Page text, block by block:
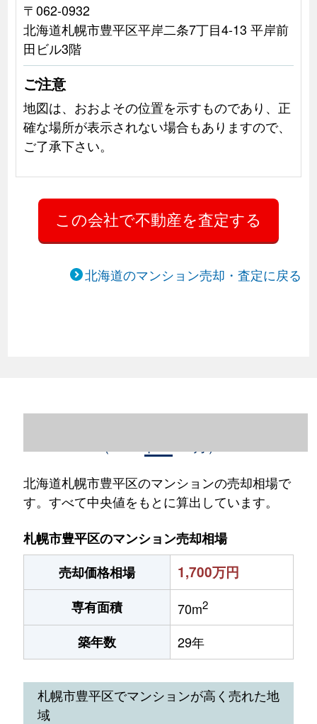
〒062-0932
北海道札幌市豊平区平岸二条7丁目4-13 平岸前
田ビル3階
ご注意
地図は、おおよその位置を示すものであり、正
確な場所が表示されない場合もありますので、
ご了承下さい。
北海道のマンション売却・査定に戻る
北海道札幌市豊平区のマンションの売却相場で
す。すべて中央値をもとに算出しています。
札幌市豊平区のマンション売却相場
売却価格相場
1,700万円
専有面積 70m2
築年数 29年
札幌市豊平区でマンションが高く売れた地
域